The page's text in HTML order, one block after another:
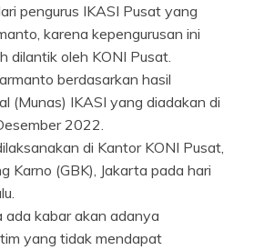
pengurus IKASI Pusat yang
karena kepengurusan ini
dilantik oleh KONI Pusat.
berdasarkan hasil
(Munas) IKASI yang diadakan di
2022.
di Kantor KONI Pusat,
Karno (GBK), Jakarta pada hari
ada kabar akan adanya
yang tidak mendapat